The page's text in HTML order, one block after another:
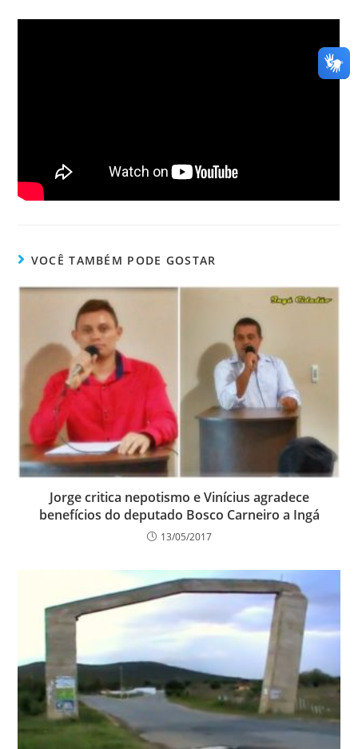
VOCÊ TAMBÉM PODE GOSTAR
Jorge critica nepotismo e Vinícius agradece
benefícios do deputado Bosco Carneiro a Ingá
13/05/2017